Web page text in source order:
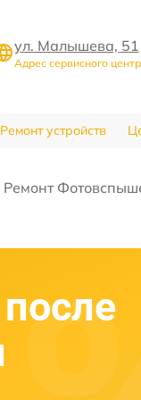
ул. Малышева, 51
Адрес сервисного
Ремонт устройств
Ремонт